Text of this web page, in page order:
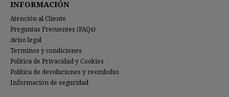
INFORMACIÓN
Atención al Cliente
Preguntas Frecuentes (FAQs)
Aviso legal
Terminos y condiciones
Política de Privacidad y Cookies
Política de devoluciones y reembolso
Información de seguridad